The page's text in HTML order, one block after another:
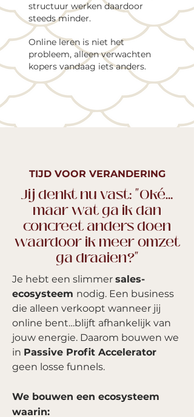
structuur werken daardoor
steeds minder.
Online leren is niet het
probleem, alleen verwachten
kopers vandaag iets anders.
TIJD VOOR VERANDERING
Jij denkt nu vast: "Oké…
maar wat ga ik dan
concreet anders doen
waardoor ik meer omzet
ga draaien?"
Je hebt een slimmer sales-
ecosysteem nodig. Een business
die alleen verkoopt wanneer jij
online bent…blijft afhankelijk van
jouw energie. Daarom bouwen we
in Passive Profit Accelerator
geen losse funnels.
We bouwen een ecosysteem
waarin: